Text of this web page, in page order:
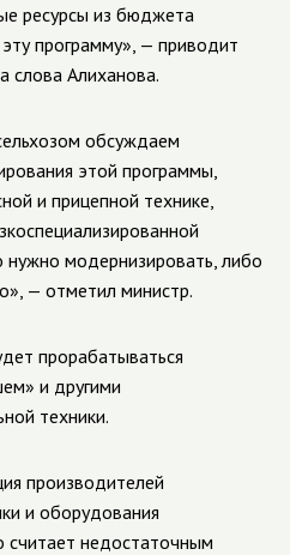
ресурсы из бюджета
программу», — приводит
слова Алиханова.
обсуждаем
этой программы,
и прицепной технике,
нужно модернизировать, либо
— отметил министр.
прорабатываться
и другими
техники.
производителей
и оборудования
считает недостаточным